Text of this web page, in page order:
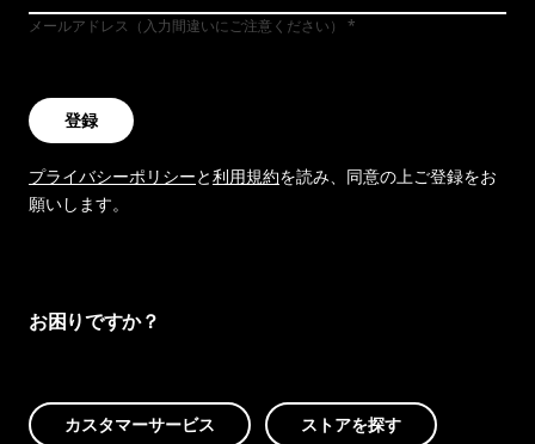
メールアドレス（入力間違いにご注意ください）
登録
プライバシーポリシーと利用規約を読み、同意の上ご登録をお
願いします。
お困りですか？
カスタマーサービス ストアを探す